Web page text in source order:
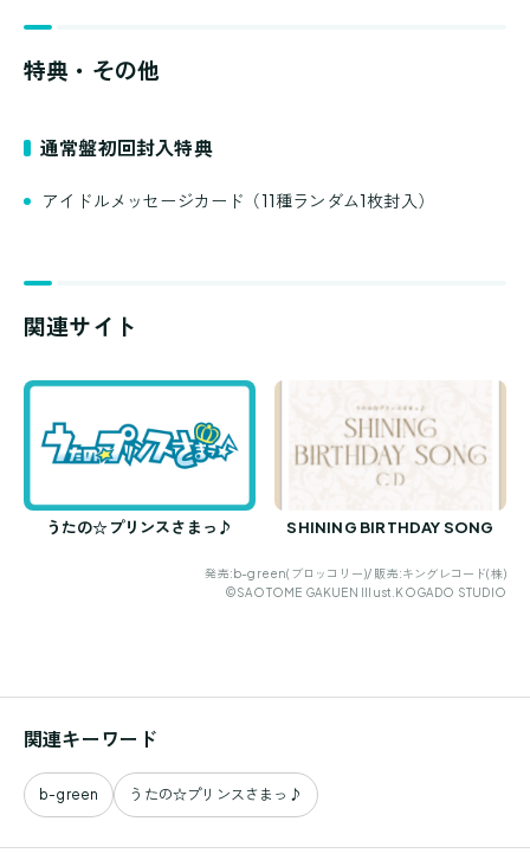
特典・その他
通常盤初回封入特典
アイドルメッセージカード（11種ランダム1枚封入）
関連サイト
うたの☆プリンスさまっ♪ SHINING BIRTHDAY SONG
発売:b-green(ブロッコリー)/ 販売:キングレコード(株)
©SAOTOME GAKUEN Illust.KOGADO STUDIO
関連キーワード
b-green うたの☆プリンスさまっ♪